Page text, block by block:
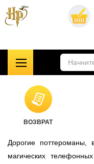
Перейти
Комплекты книг о
Акционные товары к
Подарочные издания
Учебники Хогвартса
ВОЗВРАТ
Дорогие поттероманы,
магических